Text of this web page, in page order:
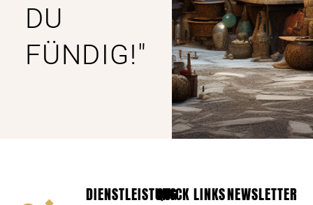
DU
FÜNDIG!"
DIENSTLEISTUNGQUICK LINKSNEWSLETTER